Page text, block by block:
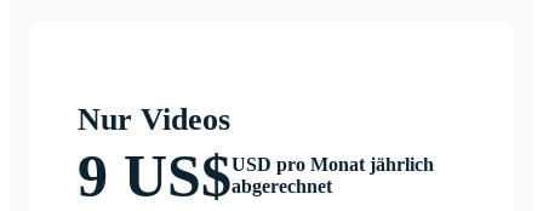
Nur Videos
9 US$USD pro Monat jährlich
abgerechnet